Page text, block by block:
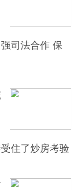
司法合作 保
住了炒房考验